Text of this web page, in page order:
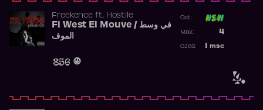
4.
Freekence ft. Hostile
Fi West El Mouve / في وسط
الموف
856
Ost:
4
Max:
msc
Czas: